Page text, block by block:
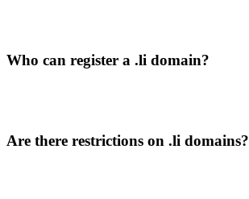
Who can register a .li domain?
Are there restrictions on .li domains?